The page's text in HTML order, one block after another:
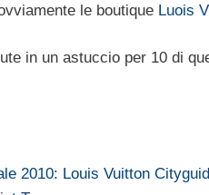
le boutique Luois
in un astuccio per 10 di
2010: Louis Vuitton